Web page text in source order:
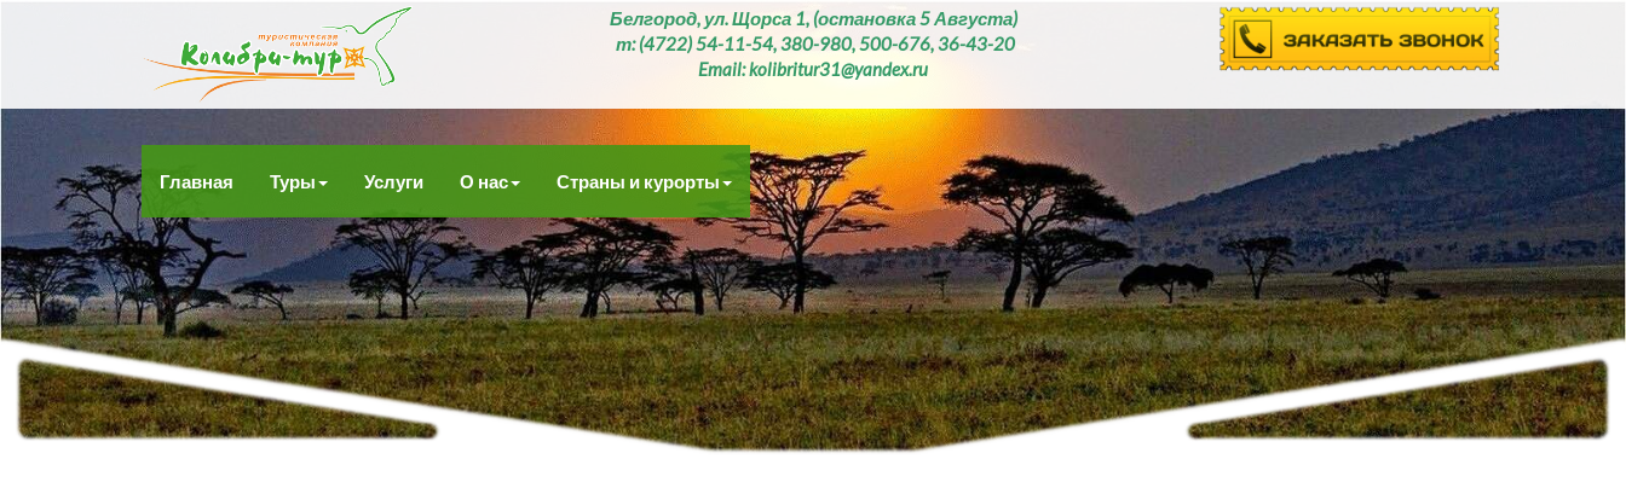
Белгород, ул. Щорса 1, (остановка 5 Августа)
т: (4722) 54-11-54, 380-980, 500-676, 36-43-20
Email: kolibritur31@yandex.ru
Главная Туры Услуги О нас Страны и курорты